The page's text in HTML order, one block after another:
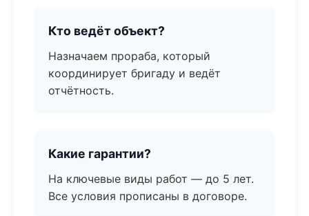
Кто ведёт объект?
Назначаем прораба, который
координирует бригаду и ведёт
отчётность.
Какие гарантии?
На ключевые виды работ — до 5 лет.
Все условия прописаны в договоре.